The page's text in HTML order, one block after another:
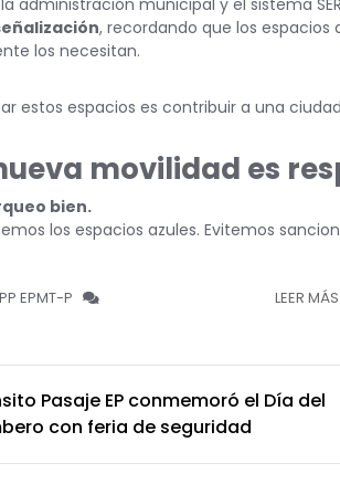
administración municipal y el sistema
, recordando que los espacios
los necesitan.
estos espacios es contribuir a una ciudad
movilidad es
bien.
los espacios azules. Evitemos
EPMT-P LEER MÁS
Pasaje EP conmemoró el Día del
con feria de seguridad